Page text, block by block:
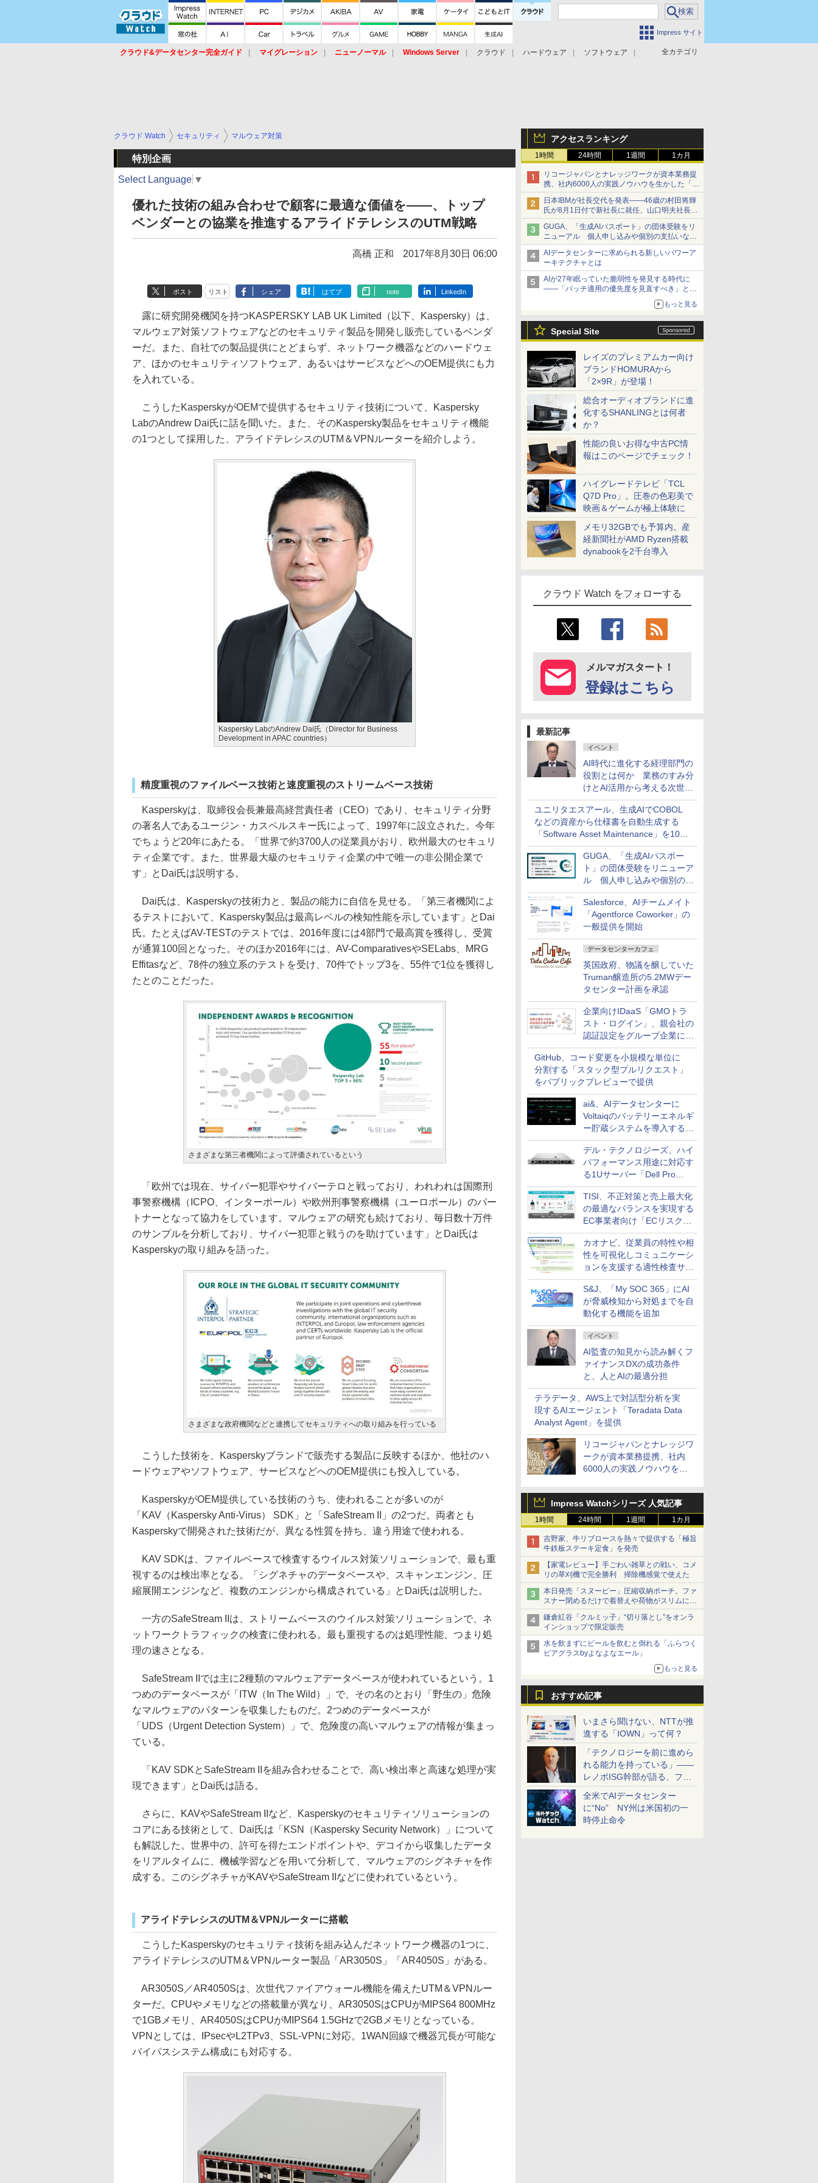
Impress サイト
全カテゴリ
クラウド&データセンター完全ガイド マイグレーション ニューノーマル Windows Server クラウド ハードウェア
ソフトウェア
アクセスランキング
1時間 24時間 1週間 1カ月
リコージャパンとナレッジワークが資本業務提
携、社内6000人の実践ノウハウを生かした「AI
商談記録 for RICOH」を展開へ
日本IBMが社長交代を発表――46歳の村田将輝
氏が8月1日付で新社長に就任、山口明夫社長は
会長へ
GUGA、「生成AIパスポート」の団体受験をリ
ニューアル 個人申し込みや個別の支払いなど
に対応
AIデータセンターに求められる新しいパワーア
ーキテクチャとは
AIが27年眠っていた脆弱性を発見する時代に
――「パッチ適用の優先度を見直すべき」とセ
もっと見る
Special Site
レイズのプレミアムカー向け
ブランドHOMURAから
「2×9R」が登場！
総合オーディオブランドに進
化するSHANLINGとは何者
か？
性能の良いお得な中古PC情
報はこのページでチェック！
ハイグレードテレビ「TCL
Q7D Pro」。圧巻の色彩美で
映画＆ゲームが極上体験に
メモリ32GBでも予算内。産
経新聞社がAMD Ryzen搭載
dynabookを2千台導入
クラウド Watch をフォローする
メルマガスタート！
登録はこちら
最新記事
イベント
AI時代に進化する経理部門の
役割とは何か 業務のすみ分
けとAI活用から考える次世代
ファイナンス戦略
ユニリタエスアール、生成AIでCOBOL
などの資産から仕様書を自動生成する
「Software Asset Maintenance」を10月
に発売
GUGA、「生成AIパスポー
ト」の団体受験をリニューア
ル 個人申し込みや個別の支
払いなどに対応
Salesforce、AIチームメイト
「Agentforce Coworker」の
一般提供を開始
データセンターカフェ
英国政府、物議を醸していた
Truman醸造所の5.2MWデー
タセンター計画を承認
企業向けIDaaS「GMOトラ
スト・ログイン」、親会社の
認証設定をグループ企業に展
開できる新機能を提供
GitHub、コード変更を小規模な単位に
分割する「スタック型プルリクエスト」
をパブリックプレビューで提供
ai&、AIデータセンターに
Voltaiqのバッテリーエネルギ
ー貯蔵システムを導入する計
画を発表
デル・テクノロジーズ、ハイ
パフォーマンス用途に対応す
る1Uサーバー「Dell Pro
Precision 7 R1ラック」を発
売
TISI、不正対策と売上最大化
の最適なバランスを実現する
EC事業者向け「ECリスク対
策設計・運用支援サービス」
カオナビ、従業員の特性や相
性を可視化しコミュニケーシ
ョンを支援する適性検査サー
ビスを提供
S&J、「My SOC 365」にAI
が脅威検知から対処までを自
動化する機能を追加
イベント
AI監査の知見から読み解くフ
ァイナンスDXの成功条件
と、人とAIの最適分担
テラデータ、AWS上で対話型分析を実
現するAIエージェント「Teradata Data
Analyst Agent」を提供
リコージャパンとナレッジワ
ークが資本業務提携、社内
6000人の実践ノウハウを生
RICOH」を展開へ
Impress Watchシリーズ 人気記事
1時間 24時間 1週間 1カ月
吉野家、牛リブロースを熱々で提供する「極旨
牛鉄板ステーキ定食」を発売
【家電レビュー】手ごわい雑草との戦い、コメ
リの草刈機で完全勝利 掃除機感覚で使えた
本日発売「スヌーピー」圧縮収納ポーチ。ファ
スナー閉めるだけで着替えや荷物がスリムにま
とまる
鎌倉紅谷「クルミッ子」“切り落とし”をオンラ
インショップで限定販売
水を飲まずにビールを飲むと倒れる「ふらつく
ビアグラスbyよなよなエール」
もっと見る
おすすめ記事
いまさら聞けない、NTTが推
進する「IOWN」って何？
「テクノロジーを前に進めら
れる能力を持っている」――
レノボISG幹部が語る、フル
スタックと水冷技術の強み
全米でAIデータセンター
に“No” NY州は米国初の一
時停止命令
クラウド Watch セキュリティ マルウェア対策
特別企画
Select Language ▼
優れた技術の組み合わせで顧客に最適な価値を――、トップ
ベンダーとの協業を推進するアライドテレシスのUTM戦略
高橋 正和 2017年8月30日 06:00
ポスト リスト シェア はてブ note LinkedIn
露に研究開発機関を持つKASPERSKY LAB UK Limited（以下、Kaspersky）は、
マルウェア対策ソフトウェアなどのセキュリティ製品を開発し販売しているベンダ
ーだ。また、自社での製品提供にとどまらず、ネットワーク機器などのハードウェ
ア、ほかのセキュリティソフトウェア、あるいはサービスなどへのOEM提供にも力
を入れている。
こうしたKasperskyがOEMで提供するセキュリティ技術について、Kaspersky
LabのAndrew Dai氏に話を聞いた。また、そのKaspersky製品をセキュリティ機能
の1つとして採用した、アライドテレシスのUTM＆VPNルーターを紹介しよう。
Kaspersky LabのAndrew Dai氏（Director for Business
Development in APAC countries）
精度重視のファイルベース技術と速度重視のストリームベース技術
Kasperskyは、取締役会長兼最高経営責任者（CEO）であり、セキュリティ分野
の著名人であるユージン・カスペルスキー氏によって、1997年に設立された。今年
でちょうど20年にあたる。「世界で約3700人の従業員がおり、欧州最大のセキュリ
ティ企業です。また、世界最大級のセキュリティ企業の中で唯一の非公開企業で
す」とDai氏は説明する。
Dai氏は、Kasperskyの技術力と、製品の能力に自信を見せる。「第三者機関によ
るテストにおいて、Kaspersky製品は最高レベルの検知性能を示しています」とDai
氏。たとえばAV-TESTのテストでは、2016年度には4部門で最高賞を獲得し、受賞
が通算100回となった。そのほか2016年には、AV-ComparativesやSELabs、MRG
Effitasなど、78件の独立系のテストを受け、70件でトップ3を、55件で1位を獲得し
たとのことだった。
さまざまな第三者機関によって評価されているという
「欧州では現在、サイバー犯罪やサイバーテロと戦っており、われわれは国際刑
事警察機構（ICPO、インターポール）や欧州刑事警察機構（ユーロポール）のパー
トナーとなって協力をしています。マルウェアの研究も続けており、毎日数十万件
のサンプルを分析しており、サイバー犯罪と戦うのを助けています」とDai氏は
Kasperskyの取り組みを語った。
さまざまな政府機関などと連携してセキュリティへの取り組みを行っている
こうした技術を、Kasperskyブランドで販売する製品に反映するほか、他社のハ
ードウェアやソフトウェア、サービスなどへのOEM提供にも投入している。
KasperskyがOEM提供している技術のうち、使われることが多いのが
「KAV（Kaspersky Anti-Virus） SDK」と「SafeStream II」の2つだ。両者とも
Kasperskyで開発された技術だが、異なる性質を持ち、違う用途で使われる。
KAV SDKは、ファイルベースで検査するウイルス対策ソリューションで、最も重
視するのは検出率となる。「シグネチャのデータベースや、スキャンエンジン、圧
縮展開エンジンなど、複数のエンジンから構成されている」とDai氏は説明した。
一方のSafeStream IIは、ストリームベースのウイルス対策ソリューションで、ネ
ットワークトラフィックの検査に使われる。最も重視するのは処理性能、つまり処
理の速さとなる。
SafeStream IIでは主に2種類のマルウェアデータベースが使われているという。1
つめのデータベースが「ITW（In The Wild）」で、その名のとおり「野生の」危険
なマルウェアのパターンを収集したものだ。2つめのデータベースが
「UDS（Urgent Detection System）」で、危険度の高いマルウェアの情報が集まっ
ている。
「KAV SDKとSafeStream IIを組み合わせることで、高い検出率と高速な処理が実
現できます」とDai氏は語る。
さらに、KAVやSafeStream IIなど、Kasperskyのセキュリティソリューションの
コアにある技術として、Dai氏は「KSN（Kaspersky Security Network）」について
も解説した。世界中の、許可を得たエンドポイントや、デコイから収集したデータ
をリアルタイムに、機械学習などを用いて分析して、マルウェアのシグネチャを作
成する。このシグネチャがKAVやSafeStream IIなどに使われているという。
アライドテレシスのUTM＆VPNルーターに搭載
こうしたKasperskyのセキュリティ技術を組み込んだネットワーク機器の1つに、
アライドテレシスのUTM＆VPNルーター製品「AR3050S」「AR4050S」がある。
AR3050S／AR4050Sは、次世代ファイアウォール機能を備えたUTM＆VPNルー
ターだ。CPUやメモリなどの搭載量が異なり、AR3050SはCPUがMIPS64 800MHz
で1GBメモリ、AR4050SはCPUがMIPS64 1.5GHzで2GBメモリとなっている。
VPNとしては、IPsecやL2TPv3、SSL-VPNに対応。1WAN回線で機器冗長が可能な
バイパスシステム構成にも対応する。